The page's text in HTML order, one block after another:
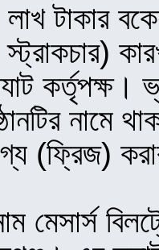
টাকার
স্ট্রাকচার)
নামে
(ফ্রিজ)
মেসার্স